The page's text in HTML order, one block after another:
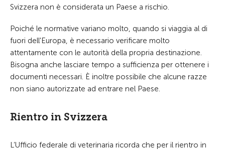
Svizzera non è considerata un Paese a rischio.
Poiché le normative variano molto, quando si viaggia al di
fuori dell'Europa, è necessario verificare molto
attentamente con le autorità della propria destinazione.
Bisogna anche lasciare tempo a sufficienza per ottenere i
documenti necessari. È inoltre possibile che alcune razze
non siano autorizzate ad entrare nel Paese.
Rientro in Svizzera
L’Ufficio federale di veterinaria ricorda che per il rientro in